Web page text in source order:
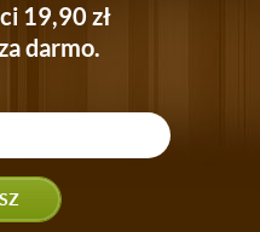
19,90 zł
darmo.